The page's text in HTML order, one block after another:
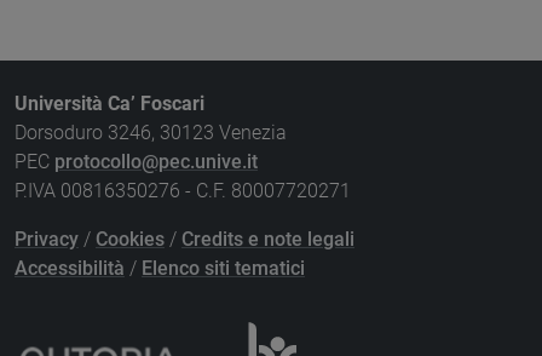
Università Ca’ Foscari
Dorsoduro 3246, 30123 Venezia
PEC protocollo@pec.unive.it
P.IVA 00816350276 - C.F. 80007720271
Privacy / Cookies / Credits e note legali
Accessibilità / Elenco siti tematici